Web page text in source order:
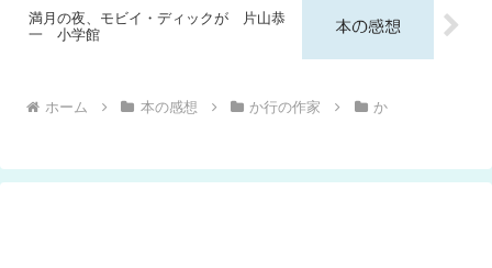
満月の夜、モビイ・ディックが 片山恭
一 小学館
ホーム 本の感想 か行の作家 か